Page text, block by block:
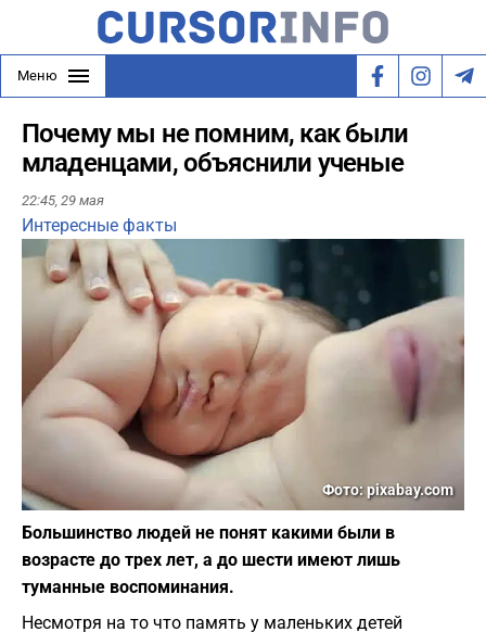
Меню
Почему мы не помним, как были
младенцами, объяснили ученые
22:45, 29 мая
Интересные факты
Фото: pixabay.com
Большинство людей не понят какими были в
возрасте до трех лет, а до шести имеют лишь
туманные воспоминания.
Несмотря на то что память у маленьких детей